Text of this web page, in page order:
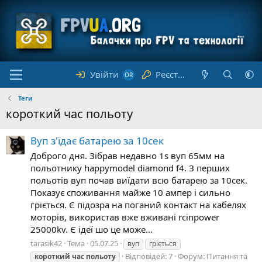
Увійти Реєстрація
Теги
короткий час польоту
Вуп з'їдає батарею за 10сек
Доброго дня. Зібрав недавно 1s вуп 65мм на
польотнику happymodel diamond f4. З перших
польотів вуп почав виїдати всю батарею за 10сек.
Показує споживання майже 10 ампер і сильно
гріється. Є підозра на поганий контакт на кабелях
моторів, використав вже вживані rcinpower
25000kv. Є ідеї шо це може...
tarasik42 Тема 05.07.25 вуп
гріється
короткий час польоту Відповідей: 7 Форум: Питання та